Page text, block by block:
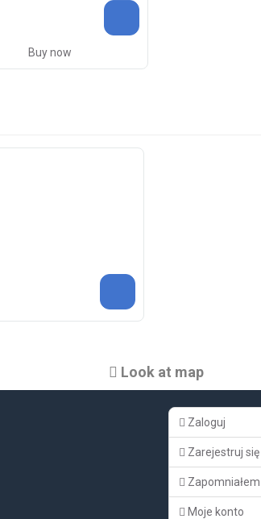
Buy now
Look at map
Zaloguj
Zarejestruj się
Zapomniałem
Moje konto